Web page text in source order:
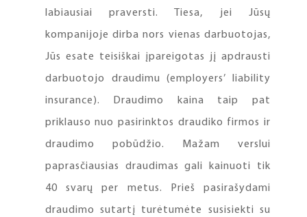
labiausiai praversti. Tiesa, jei Jūsų
kompanijoje dirba nors vienas darbuotojas,
Jūs esate teisiškai įpareigotas jį apdrausti
darbuotojo draudimu (employers’ liability
insurance). Draudimo kaina taip pat
priklauso nuo pasirinktos draudiko firmos ir
draudimo pobūdžio. Mažam verslui
paprasčiausias draudimas gali kainuoti tik
40 svarų per metus. Prieš pasirašydami
draudimo sutartį turėtumėte susisiekti su